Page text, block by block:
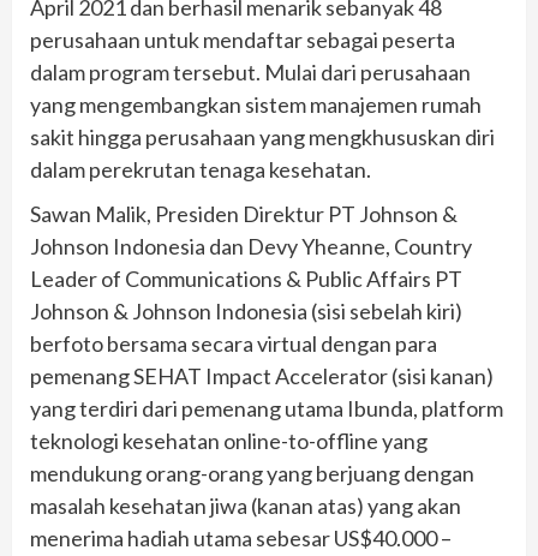
April 2021 dan berhasil menarik sebanyak 48
perusahaan untuk mendaftar sebagai peserta
dalam program tersebut. Mulai dari perusahaan
yang mengembangkan sistem manajemen rumah
sakit hingga perusahaan yang mengkhususkan diri
dalam perekrutan tenaga kesehatan.
Sawan Malik, Presiden Direktur PT Johnson &
Johnson Indonesia dan Devy Yheanne, Country
Leader of Communications & Public Affairs PT
Johnson & Johnson Indonesia (sisi sebelah kiri)
berfoto bersama secara virtual dengan para
pemenang SEHAT Impact Accelerator (sisi kanan)
yang terdiri dari pemenang utama Ibunda, platform
teknologi kesehatan online-to-offline yang
mendukung orang-orang yang berjuang dengan
masalah kesehatan jiwa (kanan atas) yang akan
menerima hadiah utama sebesar US$40.000 –